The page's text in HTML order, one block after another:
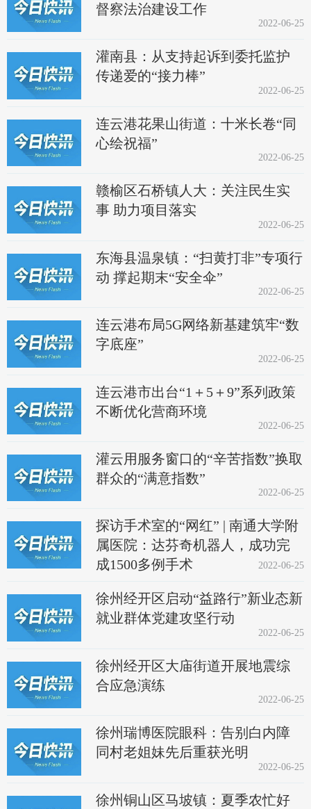
督察法治建设工作
2022-06-25
灌南县：从支持起诉到委托监护
传递爱的“接力棒”
2022-06-25
连云港花果山街道：十米长卷“同
心绘祝福”
2022-06-25
赣榆区石桥镇人大：关注民生实
事 助力项目落实
2022-06-25
东海县温泉镇：“扫黄打非”专项行
动 撑起期末“安全伞”
2022-06-25
连云港布局5G网络新基建筑牢“数
字底座”
2022-06-25
连云港市出台“1＋5＋9”系列政策
不断优化营商环境
2022-06-25
灌云用服务窗口的“辛苦指数”换取
群众的“满意指数”
2022-06-25
探访手术室的“网红” | 南通大学附
属医院：达芬奇机器人，成功完
成1500多例手术
2022-06-25
徐州经开区启动“益路行”新业态新
就业群体党建攻坚行动
2022-06-25
徐州经开区大庙街道开展地震综
合应急演练
2022-06-25
徐州瑞博医院眼科：告别白内障
同村老姐妹先后重获光明
2022-06-25
徐州铜山区马坡镇：夏季农忙好